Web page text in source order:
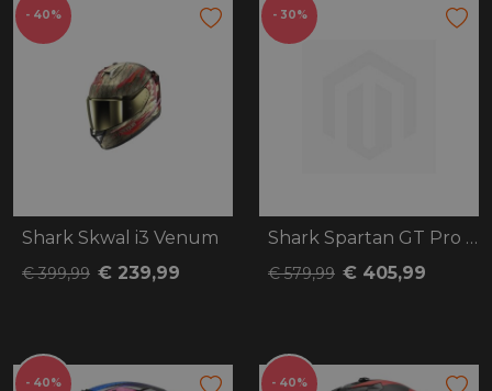
- 40%
Shark Skwal i3 Venum
€ 399,99 € 239,99
- 30%
Shark Spartan GT Pro Ritmo Carbon
€ 579,99 € 405,99
- 40% - 40%